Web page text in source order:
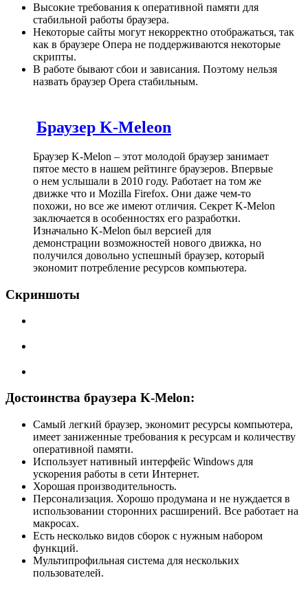
Высокие требования к оперативной памяти для
стабильной работы браузера.
Некоторые сайты могут некорректно отображаться, так
как в браузере Опера не поддерживаются некоторые
скрипты.
В работе бывают сбои и зависания. Поэтому нельзя
назвать браузер Opera стабильным.
Браузер K-Meleon
Браузер K-Melon – этот молодой браузер занимает
пятое место в нашем рейтинге браузеров. Впервые
о нем услышали в 2010 году. Работает на том же
движке что и Mozilla Firefox. Они даже чем-то
похожи, но все же имеют отличия. Секрет K-Melon
заключается в особенностях его разработки.
Изначально K-Melon был версией для
демонстрации возможностей нового движка, но
получился довольно успешный браузер, который
экономит потребление ресурсов компьютера.
Скриншоты
Достоинства браузера K-Melon:
Самый легкий браузер, экономит ресурсы компьютера,
имеет заниженные требования к ресурсам и количеству
оперативной памяти.
Использует нативный интерфейс Windows для
ускорения работы в сети Интернет.
Хорошая производительность.
Персонализация. Хорошо продумана и не нуждается в
использовании сторонних расширений. Все работает на
макросах.
Есть несколько видов сборок с нужным набором
функций.
Мультипрофильная система для нескольких
пользователей.